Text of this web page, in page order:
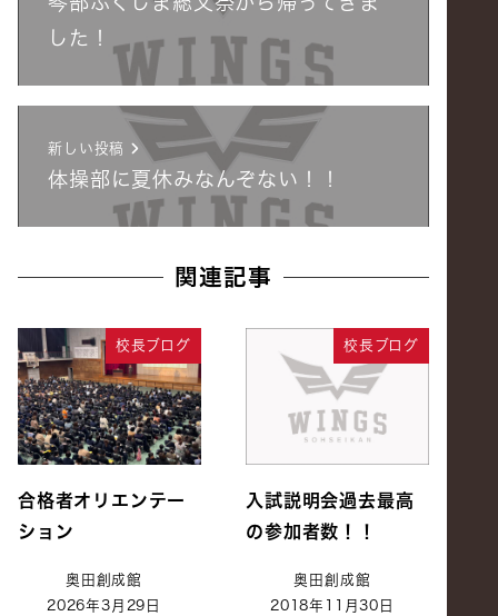
した！
新しい投稿
体操部に夏休みなんぞない！！
関連記事
校長ブログ
合格者オリエンテー
ション
奥田創成館
2026年3月29日
校長ブログ
入試説明会過去最高
の参加者数！！
奥田創成館
2018年11月30日